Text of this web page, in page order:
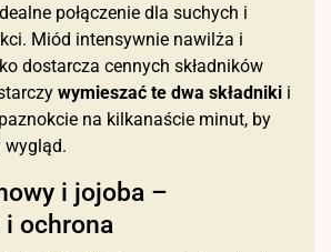
połączenie dla suchych i
Miód intensywnie nawilża i
dostarcza cennych składników
wymieszać te dwa składniki i
na kilkanaście minut, by
wygląd.
i jojoba –
i ochrona